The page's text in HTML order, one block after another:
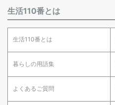
生活110番とは
生活110番とは
暮らしの用語集
よくあるご質問